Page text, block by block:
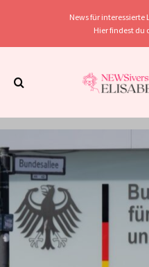
News für interessierte
Hier findest du